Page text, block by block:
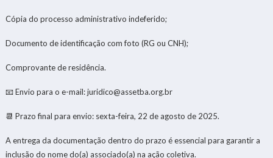
Cópia do processo administrativo indeferido;
Documento de identificação com foto (RG ou CNH);
Comprovante de residência.
📧 Envio para o e-mail:juridico@assetba.org.br
📆 Prazo final para envio: sexta-feira, 22 de agosto de 2025.
A entrega da documentação dentro do prazo é essencial para garantir a
inclusão do nome do(a) associado(a) na ação coletiva.